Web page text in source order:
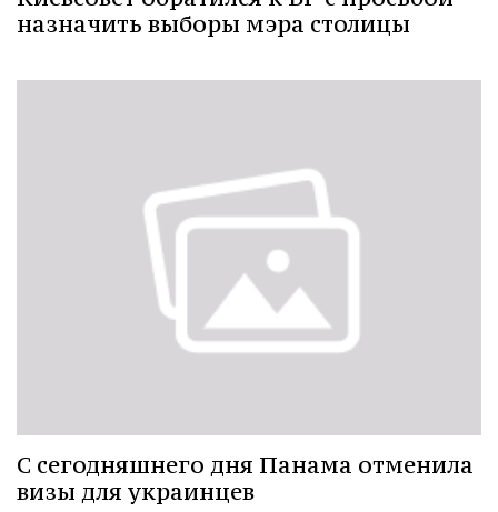
назначить выборы мэра столицы
С сегодняшнего дня Панама отменила
визы для украинцев